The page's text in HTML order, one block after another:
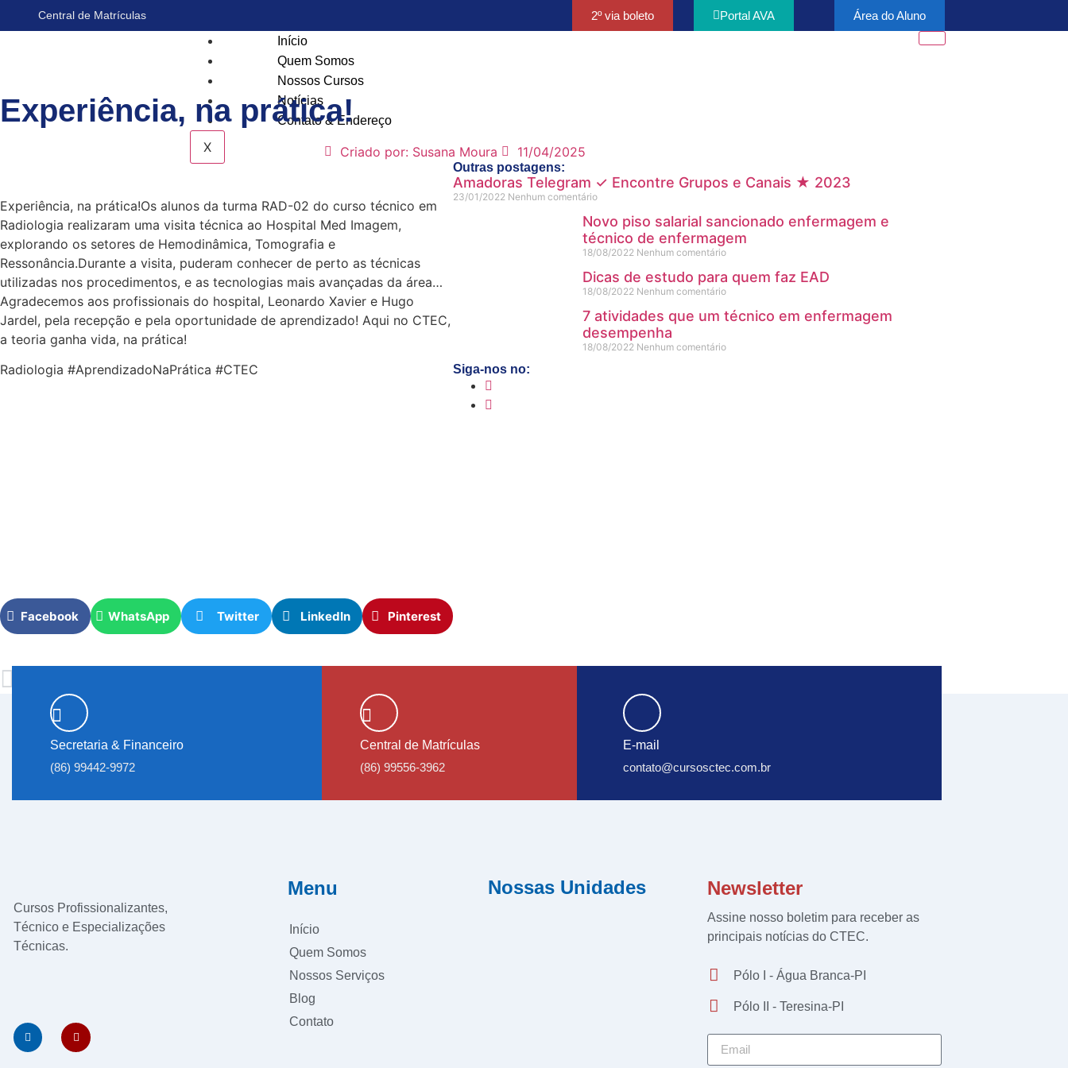
Central de Matrículas 2º via boleto Portal AVA
Área do Aluno
Início
Quem Somos
Nossos Cursos
Notícias
Contato & Endereço
X
Experiência, na prática!
Criado por: Susana Moura 11/04/2025
Experiência, na prática!Os alunos da turma RAD-02 do curso técnico em
Radiologia realizaram uma visita técnica ao Hospital Med Imagem,
explorando os setores de Hemodinâmica, Tomografia e
Ressonância.Durante a visita, puderam conhecer de perto as técnicas
utilizadas nos procedimentos, e as tecnologias mais avançadas da área…
Agradecemos aos profissionais do hospital, Leonardo Xavier e Hugo
Jardel, pela recepção e pela oportunidade de aprendizado! Aqui no CTEC,
a teoria ganha vida, na prática!
Radiologia #AprendizadoNaPrática #CTEC
Facebook WhatsApp Twitter LinkedIn Pinterest
Outras postagens:
Amadoras Telegram ✓ Encontre Grupos e Canais ★ 2023
23/01/2022 Nenhum comentário
Novo piso salarial sancionado enfermagem e
técnico de enfermagem
18/08/2022 Nenhum comentário
Dicas de estudo para quem faz EAD
18/08/2022 Nenhum comentário
7 atividades que um técnico em enfermagem
desempenha
18/08/2022 Nenhum comentário
Siga-nos no:
Secretaria & Financeiro
(86) 99442-9972
Central de Matrículas
(86) 99556-3962
E-mail
contato@cursosctec.com.br
Cursos Profissionalizantes,
Técnico e Especializações
Técnicas.
Menu
Início
Quem Somos
Nossos Serviços
Blog
Contato
Nossas Unidades Newsletter
Assine nosso boletim para receber as
principais notícias do CTEC.
Pólo I - Água Branca-PI
Pólo II - Teresina-PI